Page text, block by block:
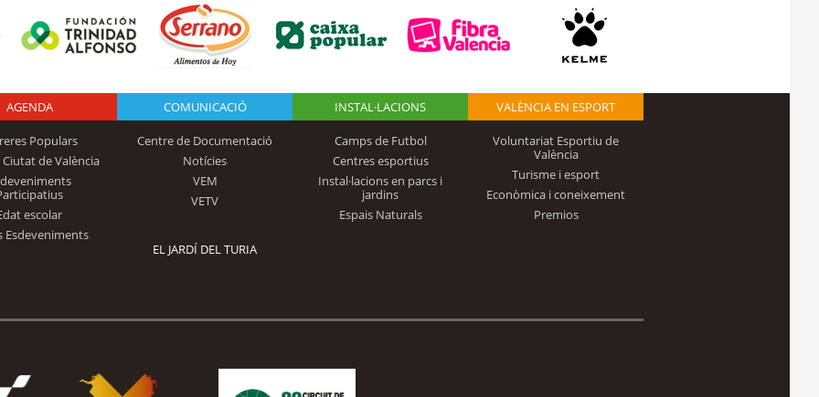
Logo Fundación
Trinidad Alfonso
AGENDA
Populars
de València
escolar
Esdeveniments
COMUNICACIÓ
Centre de Documentació
Notícies
VEM
VETV
INSTAL·LACIONS
Camps de Futbol
Centres esportius
Instal·lacions en parcs i
jardins
Espais Naturals
VALÈNCIA EN ESPORT
Voluntariat Esportiu de
València
Turisme i esport
Econòmica i coneixement
Premios
EL JARDÍ DEL TURIA